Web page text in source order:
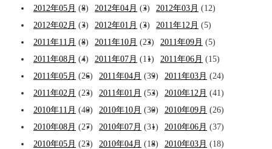
2012年05月 (8) 2012年04月 (3) 2012年03月 (12)
2012年02月 (3) 2012年01月 (3) 2011年12月 (5)
2011年11月 (8) 2011年10月 (23) 2011年09月 (5)
2011年08月 (4) 2011年07月 (11) 2011年06月 (15)
2011年05月 (26) 2011年04月 (39) 2011年03月 (24)
2011年02月 (23) 2011年01月 (53) 2010年12月 (41)
2010年11月 (40) 2010年10月 (30) 2010年09月 (26)
2010年08月 (27) 2010年07月 (31) 2010年06月 (37)
2010年05月 (23) 2010年04月 (18) 2010年03月 (18)